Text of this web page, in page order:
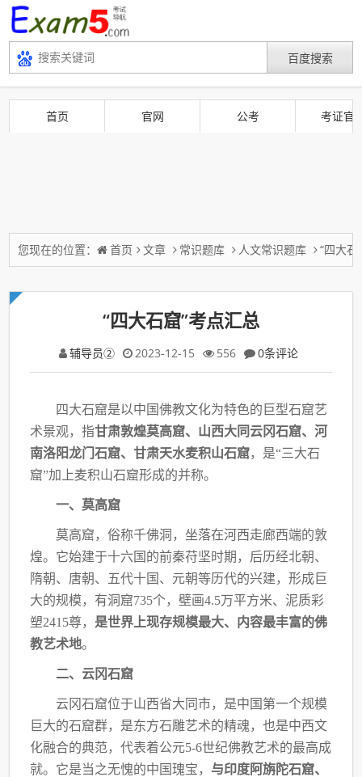
首页 官网 公考 考证官
您现在的位置： 首页 文章 常识题库 人文常识题库 “四大石
“四大石窟”考点汇总
辅导员② 2023-12-15 556 0条评论
四大石窟是以中国佛教文化为特色的巨型石窟艺
术景观，指甘肃敦煌莫高窟、山西大同 云冈石窟、河
南洛阳龙门石窟、甘肃天水麦积山石窟，是“三大石
窟”加上麦积山石窟形成的并称。
一、莫高窟
莫高窟，俗称千佛洞，坐落在河西走廊西端的敦
煌。它始建于十六国的前秦苻坚时期， 后历经北朝、
隋朝、唐朝、五代十国、元朝等历代的兴建，形成巨
大的规模，有洞窟735个，壁画4.5万平方米、泥质彩
塑2415尊， 是世界上现存规模最大、内容最丰富的佛
教艺术地。
二、云冈石窟
云冈石窟位于山西省大同市，是中国第一个规模
巨大的石窟群，是东方石雕艺术的精魂，也是中西文
化融合的典范，代表着公元5-6世纪佛教艺术的最高成
就。它是当之无愧的中国瑰宝， 与印度阿旃陀石窟、